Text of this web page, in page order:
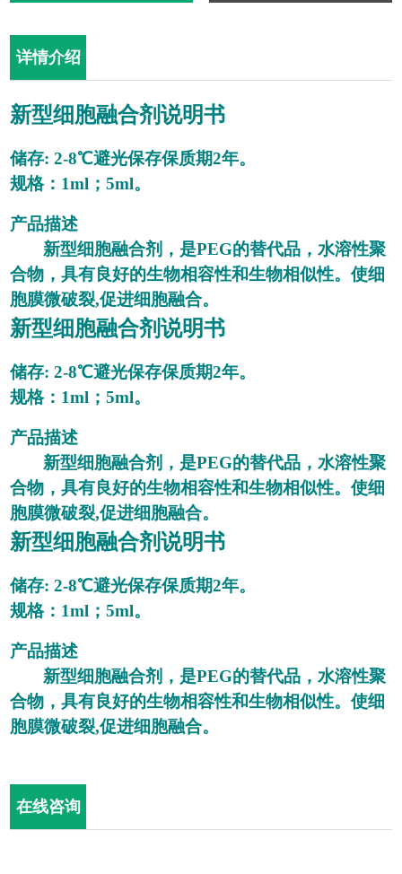
详情介绍
新型细胞融合剂说明书
储存: 2-8℃避光保存保质期2年。
规格： 1ml；5ml。
产品描述
新型细胞融合剂，是PEG的替代品，水溶性聚
合物，具有良好的生物相容性和生物相似性。使细
胞膜微破裂,促进细胞融合。
新型细胞融合剂说明书
储存: 2-8℃避光保存保质期2年。
规格： 1ml；5ml。
产品描述
新型细胞融合剂，是PEG的替代品，水溶性聚
合物，具有良好的生物相容性和生物相似性。使细
胞膜微破裂,促进细胞融合。
新型细胞融合剂说明书
储存: 2-8℃避光保存保质期2年。
规格： 1ml；5ml。
产品描述
新型细胞融合剂，是PEG的替代品，水溶性聚
合物，具有良好的生物相容性和生物相似性。使细
胞膜微破裂,促进细胞融合。
在线咨询